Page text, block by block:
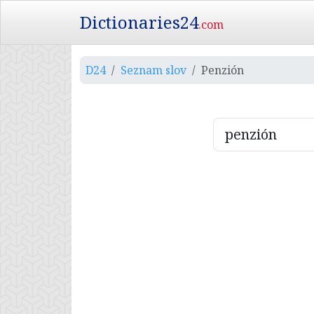
Dictionaries24.com
D24 Seznam slov Penzión